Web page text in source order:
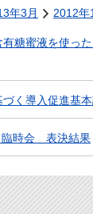
年3月 2012年
糖蜜液を使っ
く導入促進基
臨時会 表決結果